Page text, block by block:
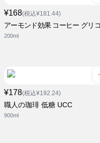
¥168(税込¥181.44)
アーモンド効果 コーヒー グリコ
200ml
¥178(税込¥192.24)
職人の珈琲 低糖 UCC
900ml